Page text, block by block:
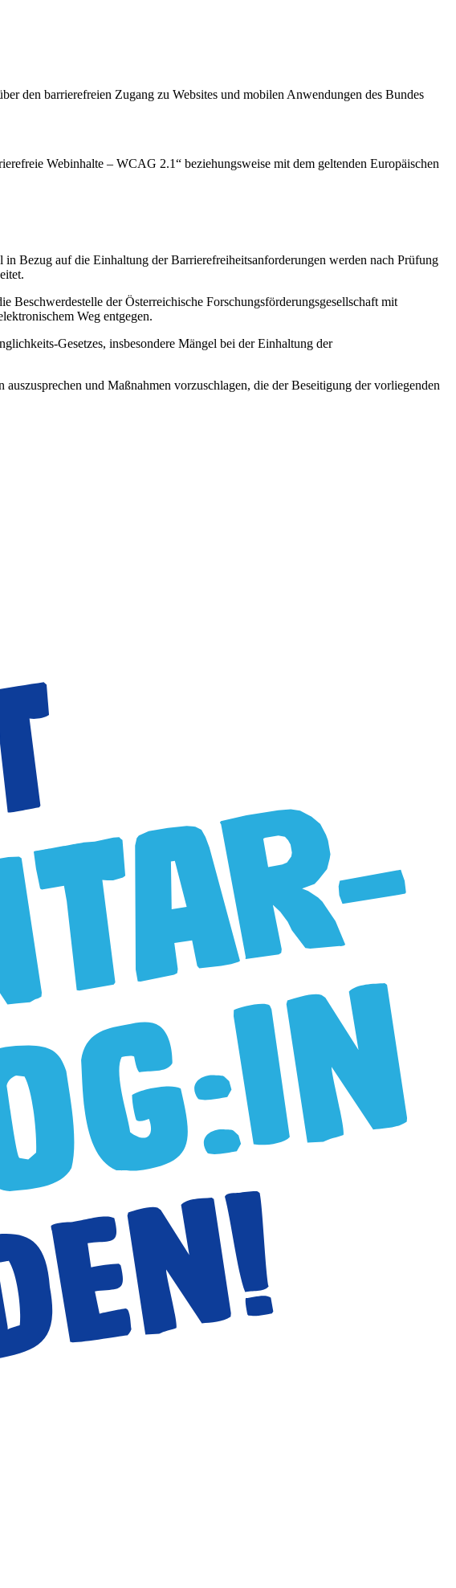
den barrierefreien Zugang zu Websites und mobilen Anwendungen des Bundes
Webinhalte – WCAG 2.1“ beziehungsweise mit dem geltenden Europäischen
in Bezug auf die Einhaltung der Barrierefreiheitsanforderungen werden nach Prüfung
der Österreichische Forschungsförderungsgesellschaft mit
Weg entgegen.
Gesetzes, insbesondere Mängel bei der Einhaltung der
und Maßnahmen vorzuschlagen, die der Beseitigung der vorliegenden